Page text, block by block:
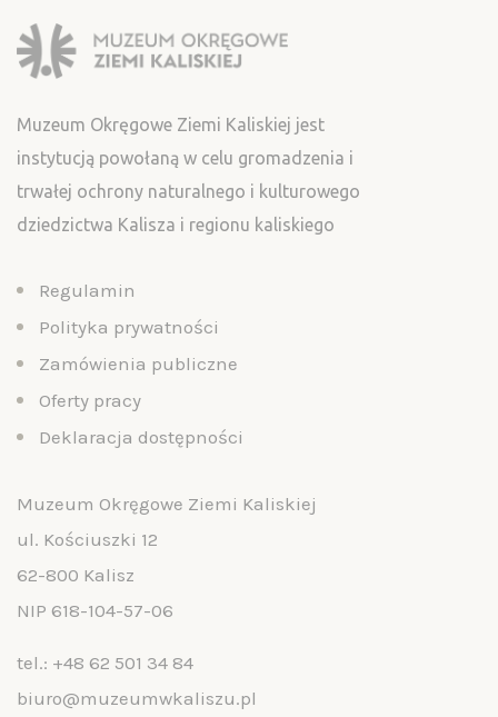
Muzeum Okręgowe Ziemi Kaliskiej jest
instytucją powołaną w celu gromadzenia i
trwałej ochrony naturalnego i kulturowego
dziedzictwa Kalisza i regionu kaliskiego
Regulamin
Polityka prywatności
Zamówienia publiczne
Oferty pracy
Deklaracja dostępności
Muzeum Okręgowe Ziemi Kaliskiej
ul. Kościuszki 12
62-800 Kalisz
NIP 618-104-57-06
tel.: +48 62 501 34 84
biuro@muzeumwkaliszu.pl